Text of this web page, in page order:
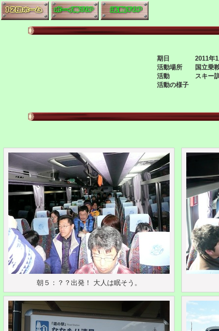
期日 2011年1月8
活動場所 国立乗鞍
活動 スキー訓
活動の様子
朝５：？？出発！ 大人は眠そう。